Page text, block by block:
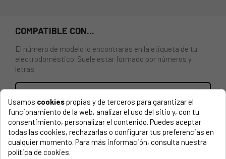
COMPATIBLE CON...
El número de modelo lo encontrarás en la etiqueta de tu
electrodoméstico. Suele estar formado por números y
letras.
TIRADOR PUERTA PARA FRIGORÍFICO HAIER.
HAIER, 34003370 HR-335WSAA
HAIER, 34003371 NONAME_002
Usamos cookiespropias y de terceros para garantizar el
funcionamiento de la web, analizar el uso del sitio y, con tu
consentimiento, personalizar el contenido. Puedes aceptar
todas las cookies, rechazarlas o configurar tus preferencias en
cualquier momento. Para más información, consulta nuestra
política de cookies.